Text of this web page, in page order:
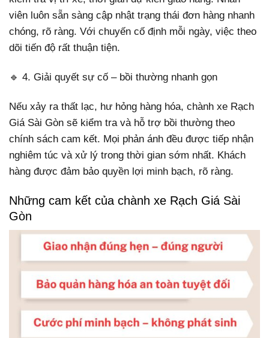
viên luôn sẵn sàng cập nhật trạng thái đơn hàng nhanh
chóng, rõ ràng. Với chuyến cố định mỗi ngày, việc theo
dõi tiến độ rất thuận tiện.
🔹 4. Giải quyết sự cố – bồi thường nhanh gọn
Nếu xảy ra thất lạc, hư hỏng hàng hóa, chành xe Rạch
Giá Sài Gòn sẽ kiểm tra và hỗ trợ bồi thường theo
chính sách cam kết. Mọi phản ánh đều được tiếp nhận
nghiêm túc và xử lý trong thời gian sớm nhất. Khách
hàng được đảm bảo quyền lợi minh bạch, rõ ràng.
Những cam kết của chành xe Rạch Giá Sài
Gòn